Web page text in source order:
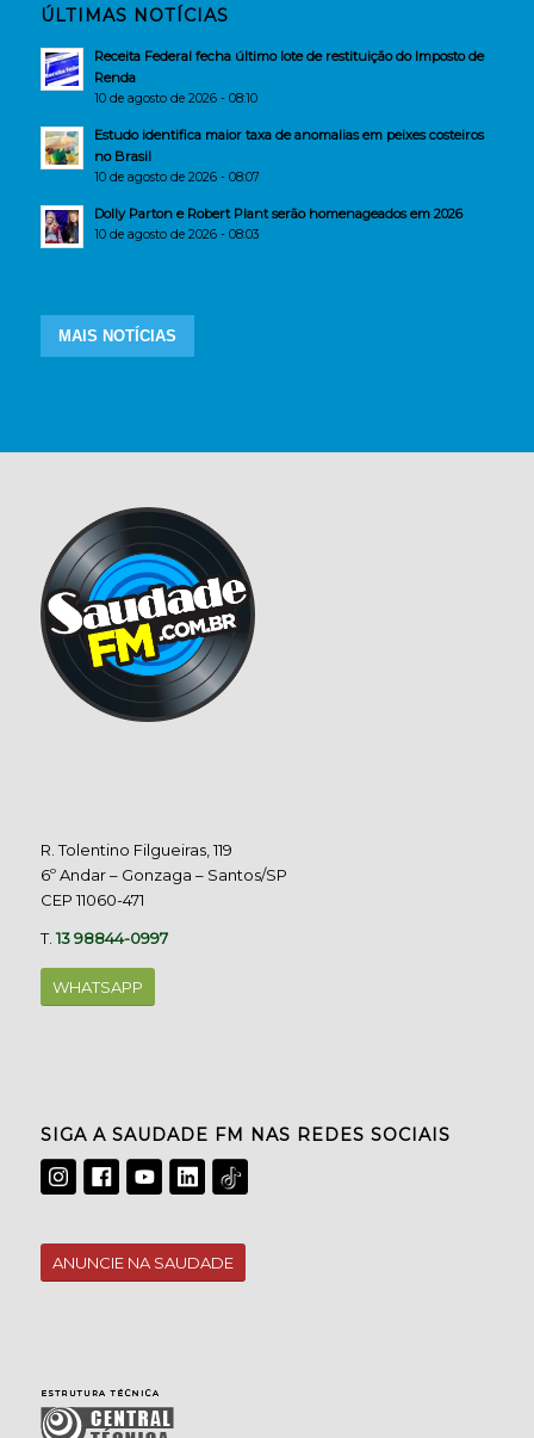
ÚLTIMAS NOTÍCIAS
Receita Federal fecha último lote de restituição do Imposto de
Renda
10 de agosto de 2026 - 08:10
Estudo identifica maior taxa de anomalias em peixes costeiros
no Brasil
10 de agosto de 2026 - 08:07
Dolly Parton e Robert Plant serão homenageados em 2026
10 de agosto de 2026 - 08:03
MAIS NOTÍCIAS
R. Tolentino Filgueiras, 119
6º Andar – Gonzaga – Santos/SP
CEP 11060-471
T.13 98844-0997
WHATSAPP
SIGA A SAUDADE FM NAS REDES SOCIAIS
ANUNCIE NA SAUDADE